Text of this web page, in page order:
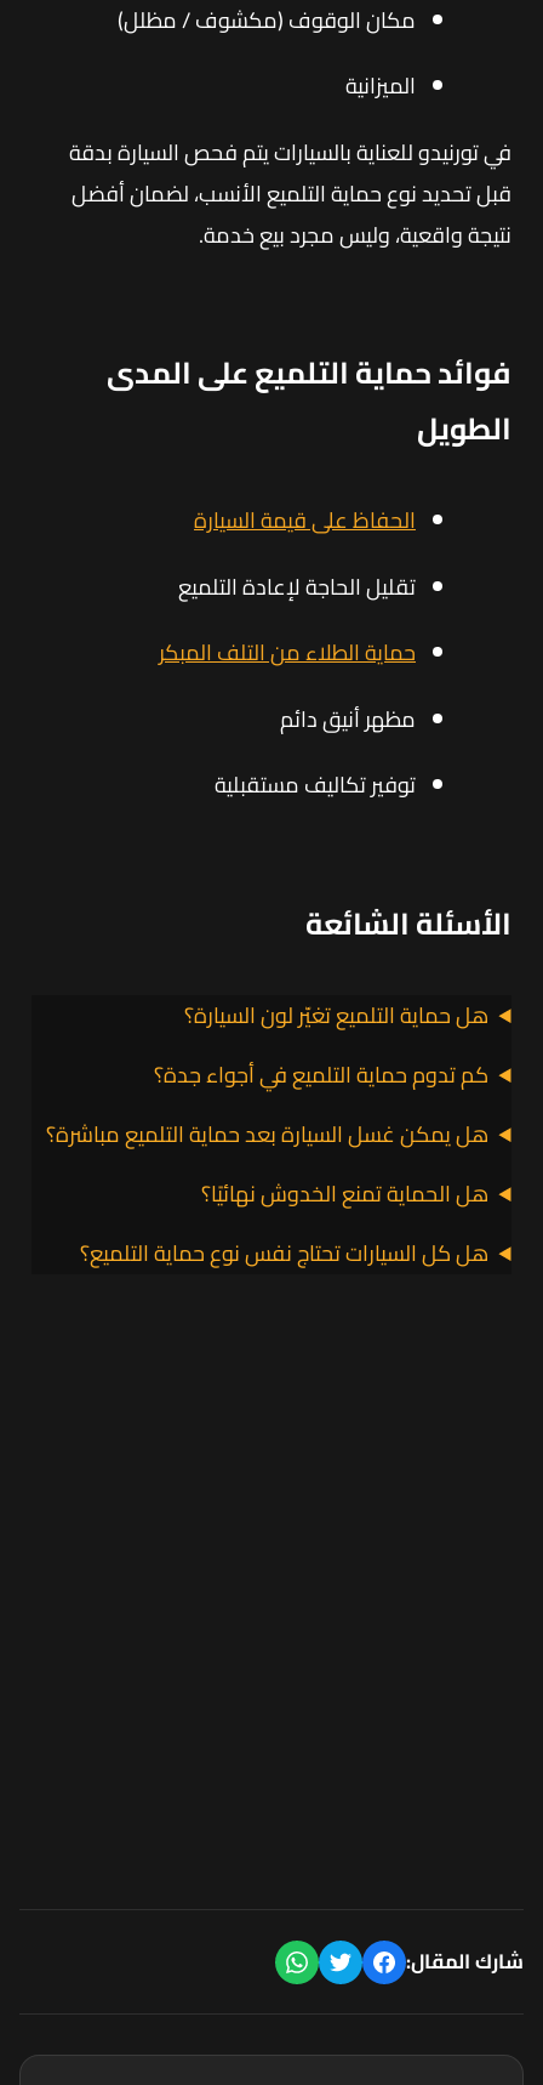
مكان الوقوف (مكشوف / مظلل)
الميزانية
في تورنيدو للعناية بالسيارات يتم فحص السيارة بدقة
قبل تحديد نوع حماية التلميع الأنسب، لضمان أفضل
نتيجة واقعية، وليس مجرد بيع خدمة.
فوائد حماية التلميع على المدى
الطويل
الحفاظ على قيمة السيارة
تقليل الحاجة لإعادة التلميع
حماية الطلاء من التلف المبكر
مظهر أنيق دائم
توفير تكاليف مستقبلية
الأسئلة الشائعة
هل حماية التلميع تغيّر لون السيارة؟
كم تدوم حماية التلميع في أجواء جدة؟
هل يمكن غسل السيارة بعد حماية التلميع مباشرة؟
هل الحماية تمنع الخدوش نهائيًا؟
هل كل السيارات تحتاج نفس نوع حماية التلميع؟
شارك المقال: